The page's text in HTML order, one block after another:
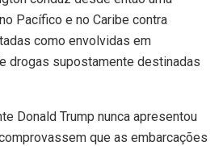
Pacífico e no Caribe contra
como envolvidas em
drogas supostamente destinadas
Donald Trump nunca apresentou
que as embarcações